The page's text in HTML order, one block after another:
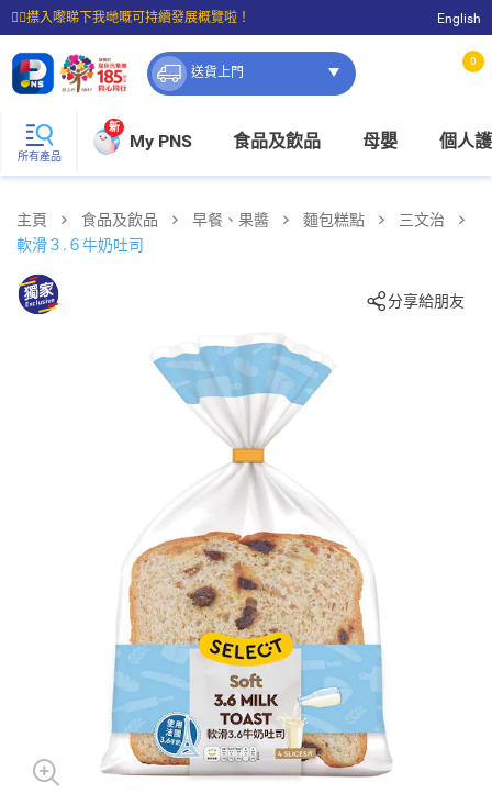
☝🏼㩒入嚟睇下我哋嘅可持續發展概覽啦！
⭐購物滿$399即享免費送貨；滿$100即可免費店取。
English
送貨上門
0
所有產品
新
My PNS 食品及飲品 母嬰 個人
主頁 食品及飲品 早餐、果醬 麵包糕點
三文治
軟滑３.６牛奶吐司
分享給朋友